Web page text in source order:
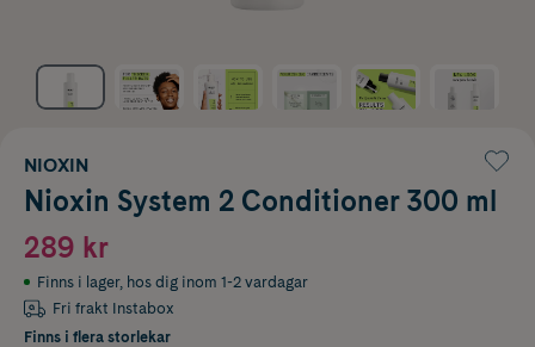
NIOXIN
Nioxin System 2 Conditioner 300 ml
289 kr
Finns i lager, hos dig inom 1-2 vardagar
Fri frakt Instabox
Finns i flera storlekar